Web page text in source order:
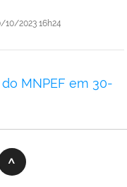
10/2023 16h24
MNPEF em 30-